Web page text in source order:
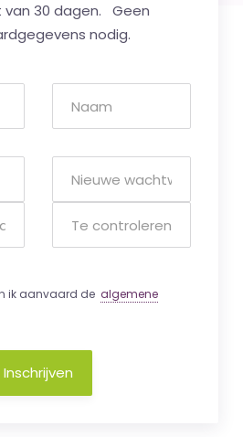
30 dagen. Geen
nodig.
ik aanvaard de algemene
Inschrijven